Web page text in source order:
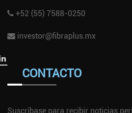
+52 (55) 7588-0250
investor@fibraplus.mx
CONTACTO
Suscríbase para recibir noticias